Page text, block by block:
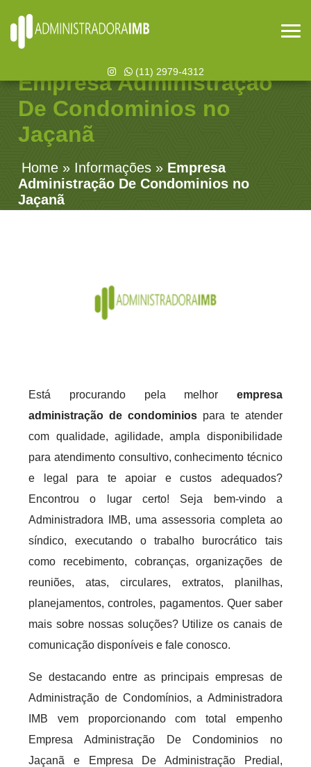
(11) 2979-4312
Empresa Administração
De Condominios no
Jaçanã
Home » Informações » Empresa
Administração De Condominios no
Jaçanã
Está procurando pela melhor empresa
administração de condominios para te atender
com qualidade, agilidade, ampla disponibilidade
para atendimento consultivo, conhecimento técnico
e legal para te apoiar e custos adequados?
Encontrou o lugar certo! Seja bem-vindo a
Administradora IMB, uma assessoria completa ao
síndico, executando o trabalho burocrático tais
como recebimento, cobranças, organizações de
reuniões, atas, circulares, extratos, planilhas,
planejamentos, controles, pagamentos. Quer saber
mais sobre nossas soluções? Utilize os canais de
comunicação disponíveis e fale conosco.
Se destacando entre as principais empresas de
Administração de Condomínios, a Administradora
IMB vem proporcionando com total empenho
Empresa Administração De Condominios no
Jaçanã e Empresa De Administração Predial,